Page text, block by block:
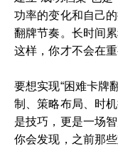
功率的变化和自己
翻牌节奏。长时间累
这样，你才不会在
要想实现“困难卡牌
制、策略布局、时
是技巧，更是一场
你会发现，之前那